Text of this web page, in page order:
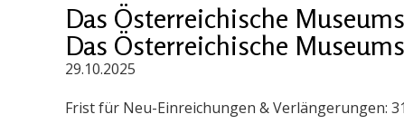
Das Österreichische
Das Österreichische
29.10.2025
Frist für Neu-Einreichungen & Verlängerungen: